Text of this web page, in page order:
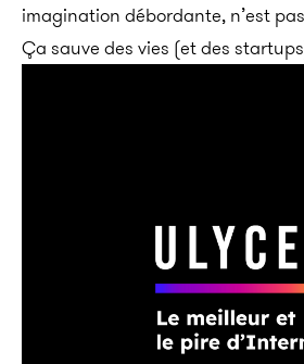
imagination débordante, n’est
Ça sauve des vies (et des